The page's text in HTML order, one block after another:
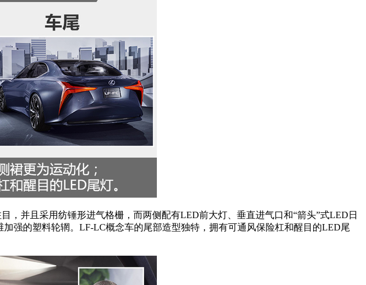
，并且采用纺锤形进气格栅，而两侧配有LED前大灯、垂直进气口和“箭头”式LED日
强的塑料轮辋。LF-LC概念车的尾部造型独特，拥有可通风保险杠和醒目的LED尾